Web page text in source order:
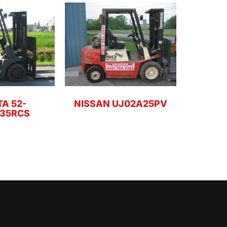
52-
NISSAN UJ02A25PV